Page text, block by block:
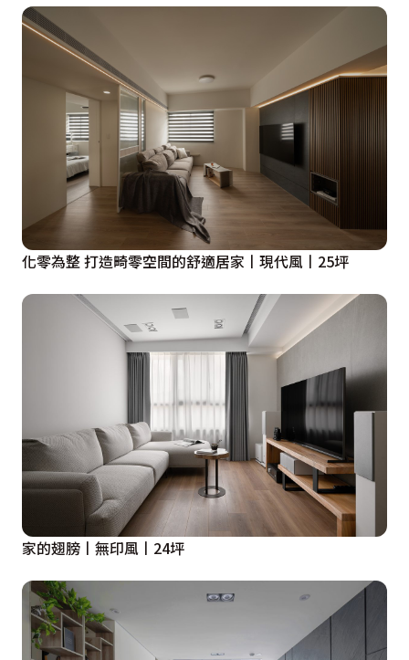
化零為整 打造畸零空間的舒適居家丨現代風丨25坪
家的翅膀丨無印風丨24坪